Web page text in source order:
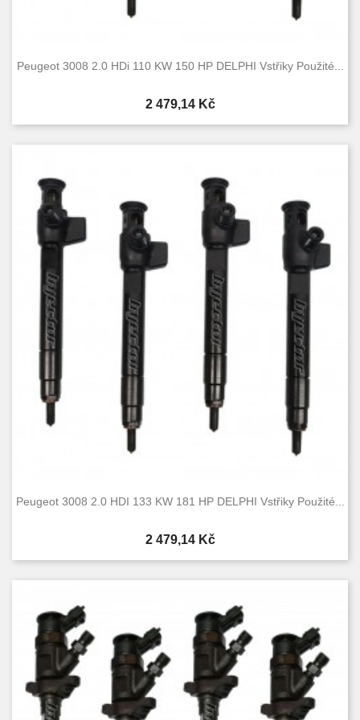
Peugeot 3008 2.0 HDi 110 KW 150 HP DELPHI Vstřiky Použité...
Cena
2 479,14 Kč
Peugeot 3008 2.0 HDI 133 KW 181 HP DELPHI Vstřiky Použité...
Cena
2 479,14 Kč